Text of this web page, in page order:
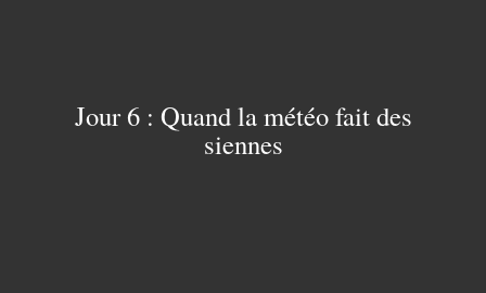
Jour 6 : Quand la météo fait des
siennes